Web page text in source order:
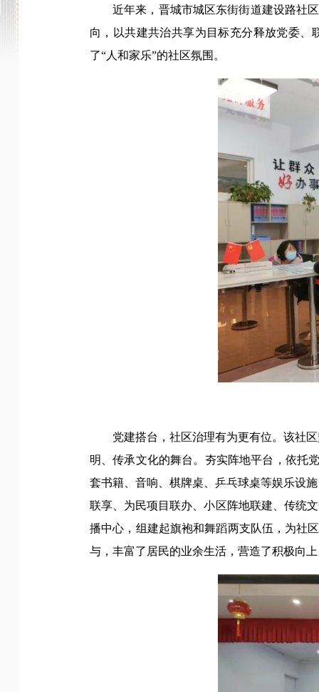
近年来，晋城市城区东街街道建设路社
向，以共建共治共享为目标充分释放党委
了“人和家乐”的社区氛围。
党建搭台，社区治理有为更有位。该社
明、传承文化的舞台。夯实阵地平台，依托
套书籍、音响、棋牌桌、乒乓球桌等娱乐设
联享、为民项目联办、小区阵地联建、传统
播中心，组建起旗袍和舞蹈两支队伍，为社
与，丰富了居民的业余生活，营造了积极向